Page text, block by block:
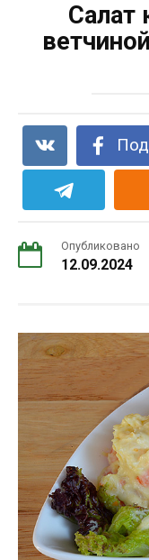
Салат
Опубликовано
12.09.2024